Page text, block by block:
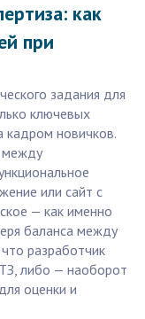
как
при
задания для
ключевых
кадром новичков.
между
или сайт с
— как именно
баланса между
разработчик
либо — наоборот
оценки и